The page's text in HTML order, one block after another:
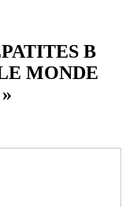
B
MONDE